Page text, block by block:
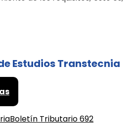
Estudios Transtecnia
Boletín Tributario 692